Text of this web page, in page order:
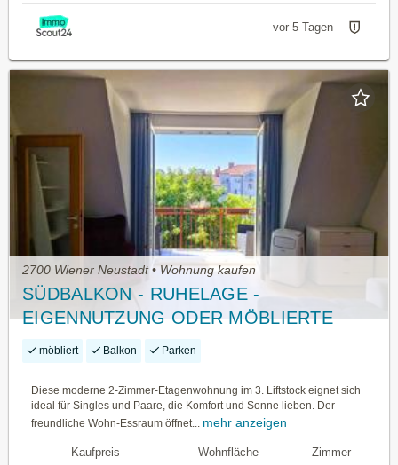
vor 5 Tagen
2700 Wiener Neustadt • Wohnung kaufen
SÜDBALKON - RUHELAGE -
EIGENNUTZUNG ODER MÖBLIERTE
VERMIETUNG
möbliert Balkon Parken
Diese moderne 2-Zimmer-Etagenwohnung im 3. Liftstock eignet sich
ideal für Singles und Paare, die Komfort und Sonne lieben. Der
freundliche Wohn-Essraum öffnet...
mehr anzeigen
Kaufpreis Wohnfläche Zimmer